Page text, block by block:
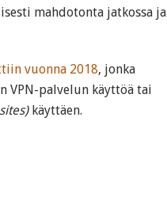
mahdotonta jatkossa ja
vuonna 2018, jonka
VPN-palvelun käyttöä tai
käyttäen.